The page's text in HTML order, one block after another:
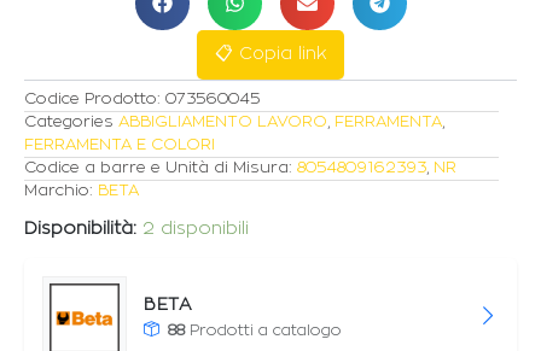
MICROFIBRA
📋 Copia link
Codice Prodotto: 073560045
Categories ABBIGLIAMENTO LAVORO, FERRAMENTA,
FERRAMENTA E COLORI
Codice a barre e Unità di Misura: 8054809162393, NR
Marchio: BETA
Disponibilità: 2 disponibili
BETA
88 Prodotti a catalogo